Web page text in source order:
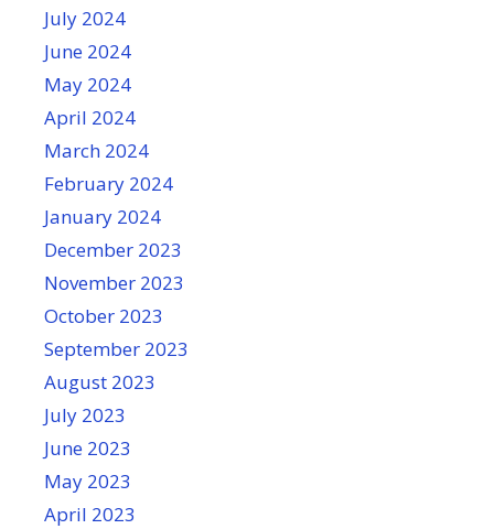
July 2024
June 2024
May 2024
April 2024
March 2024
February 2024
January 2024
December 2023
November 2023
October 2023
September 2023
August 2023
July 2023
June 2023
May 2023
April 2023